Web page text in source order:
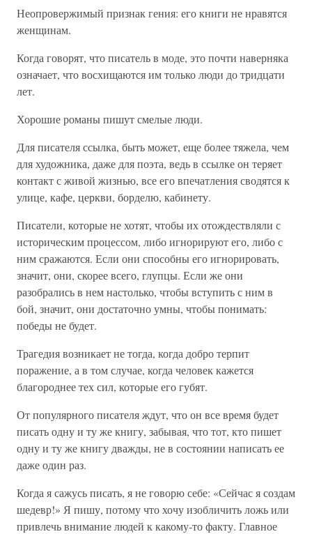
Неопровержимый признак гения: его книги не нравятся
женщинам.
Когда говорят, что писатель в моде, это почти наверняка
означает, что восхищаются им только люди до тридцати
лет.
Хорошие романы пишут смелые люди.
Для писателя ссылка, быть может, еще более тяжела, чем
для художника, даже для поэта, ведь в ссылке он теряет
контакт с живой жизнью, все его впечатления сводятся к
улице, кафе, церкви, борделю, кабинету.
Писатели, которые не хотят, чтобы их отождествляли с
историческим процессом, либо игнорируют его, либо с
ним сражаются. Если они способны его игнорировать,
значит, они, скорее всего, глупцы. Если же они
разобрались в нем настолько, чтобы вступить с ним в
бой, значит, они достаточно умны, чтобы понимать:
победы не будет.
Трагедия возникает не тогда, когда добро терпит
поражение, а в том случае, когда человек кажется
благороднее тех сил, которые его губят.
От популярного писателя ждут, что он все время будет
писать одну и ту же книгу, забывая, что тот, кто пишет
одну и ту же книгу дважды, не в состоянии написать ее
даже один раз.
Когда я сажусь писать, я не говорю себе: «Сейчас я создам
шедевр!» Я пишу, потому что хочу изобличить ложь или
привлечь внимание людей к какому-то факту. Главное